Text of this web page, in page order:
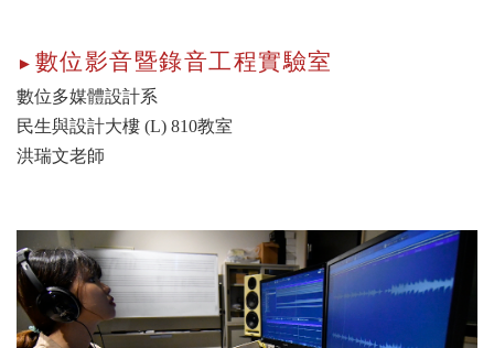
► 數位影音暨錄音工程實驗室
數位多媒體設計系
民生與設計大樓 (L) 810教室
洪瑞文老師